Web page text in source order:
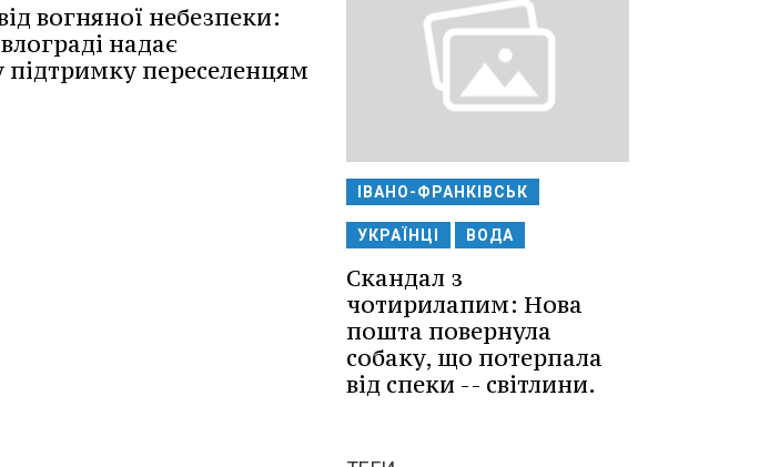
вогняної небезпеки:
надає
підтримку переселенцям
ІВАНО-ФРАНКІВСЬК
УКРАЇНЦІ ВОДА
Скандал з
чотирилапим: Нова
пошта повернула
собаку, що потерпала
від спеки -- світлини.